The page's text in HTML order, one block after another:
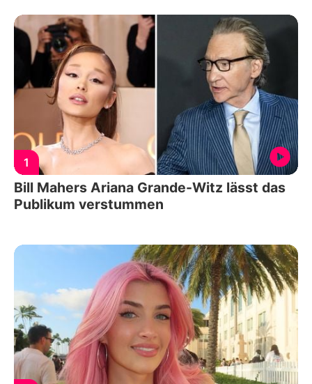
1
Bill Mahers Ariana Grande-Witz lässt das
Publikum verstummen